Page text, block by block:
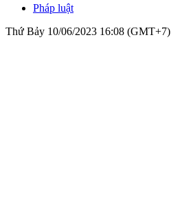
Pháp luật
Thứ Bảy 10/06/2023 16:08 (GMT+7)